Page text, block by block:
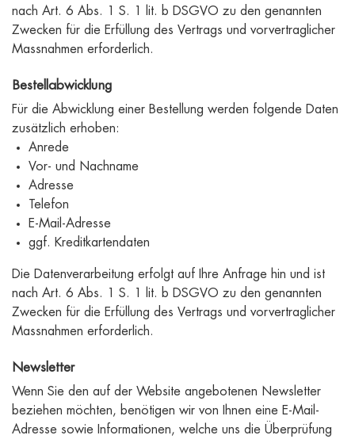
nach Art. 6 Abs. 1 S. 1 lit. b DSGVO zu den genannten
Zwecken für die Erfüllung des Vertrags und vorvertraglicher
Massnahmen erforderlich.
Bestellabwicklung
Für die Abwicklung einer Bestellung werden folgende Daten
zusätzlich erhoben:
Anrede
Vor- und Nachname
Adresse
Telefon
E-Mail-Adresse
ggf. Kreditkartendaten
Die Datenverarbeitung erfolgt auf Ihre Anfrage hin und ist
nach Art. 6 Abs. 1 S. 1 lit. b DSGVO zu den genannten
Zwecken für die Erfüllung des Vertrags und vorvertraglicher
Massnahmen erforderlich.
Newsletter
Wenn Sie den auf der Website angebotenen Newsletter
beziehen möchten, benötigen wir von Ihnen eine E-Mail-
Adresse sowie Informationen, welche uns die Überprüfung